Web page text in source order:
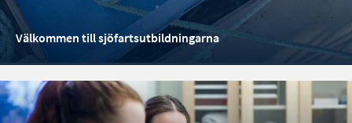
Välkommen till sjöfartsutbildningarna